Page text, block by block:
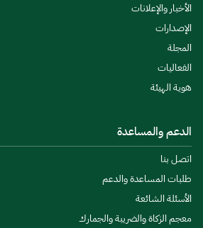
الأخبار والإعلانات
الإصدارات
المجلة
الفعاليات
هوية الهيئة
الدعم والمساعدة
اتصل بنا
طلبات المساعدة والدعم
الأسئلة الشائعة
معجم الزكاة والضريبة والجمارك